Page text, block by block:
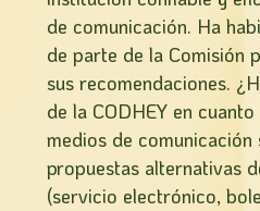
de comunicación. Ha
de parte de la Comisión
sus recomendaciones.
de la CODHEY en
medios de comunicación
propuestas alternativas
(servicio electrónico,